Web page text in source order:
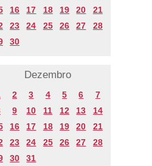
16 17 18 19 20
21
23 24 25 26 27
28
30
Dezembro
2 3 4 5 6
7
9 10 11 12 13
14
16 17 18 19 20
21
23 24 25 26 27
28
30 31